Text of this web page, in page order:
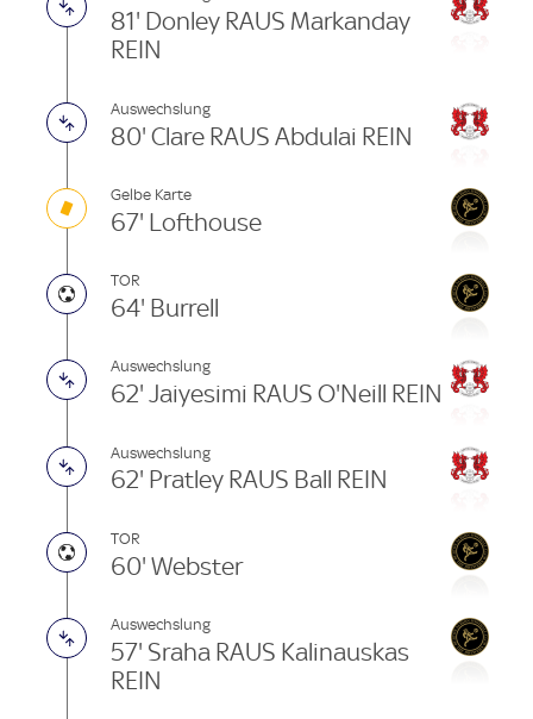
81' Donley RAUS Markanday
REIN
Auswechslung
80' Clare RAUS Abdulai REIN
Gelbe Karte
67' Lofthouse
TOR
64' Burrell
Auswechslung
62' Jaiyesimi RAUS O'Neill REIN
Auswechslung
62' Pratley RAUS Ball REIN
TOR
60' Webster
Auswechslung
57' Sraha RAUS Kalinauskas
REIN